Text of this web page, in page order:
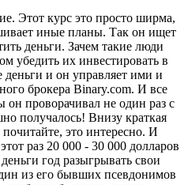
Этот курс это просто ширма,
иные планы. Так он ищет
деньги. Зачем такие люди
убедить их инвестировать в
деньги и он управляет ими и
брокера Binary.com. И все
проворачивал не один раз с
получалось! Внизу краткая
это интересно. И
раз 20 000 - 30 000 долларов
год разыгрывать свои
из его бывших псевдонимов